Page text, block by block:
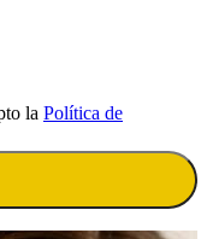
la Política de